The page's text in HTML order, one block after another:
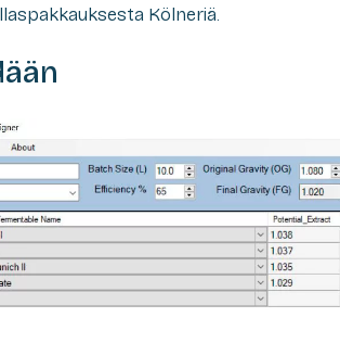
Kölneriä.